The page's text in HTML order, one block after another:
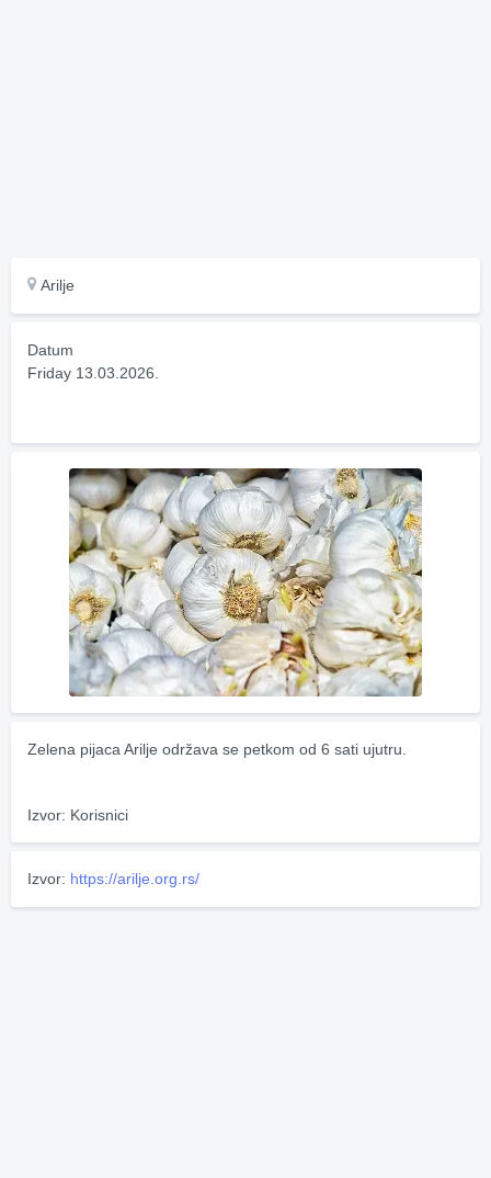
Arilje
Datum
Friday 13.03.2026.
Zelena pijaca Arilje održava se petkom od 6 sati ujutru.
Izvor: Korisnici
Izvor: https://arilje.org.rs/